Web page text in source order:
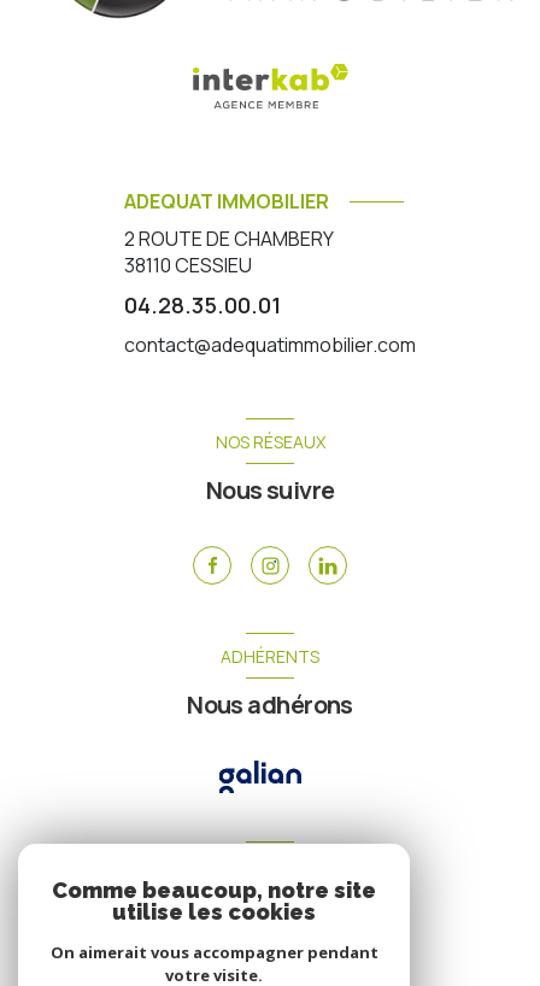
ADEQUAT IMMOBILIER
2 ROUTE DE CHAMBERY
38110CESSIEU
04.28.35.00.01
contact@adequatimmobilier.com
NOS RÉSEAUX
Nous suivre
ADHÉRENTS
Nous adhérons
Espace propriétaire
Comme beaucoup, notre site
utilise les cookies
On aimerait vous accompagner pendant
votre visite.